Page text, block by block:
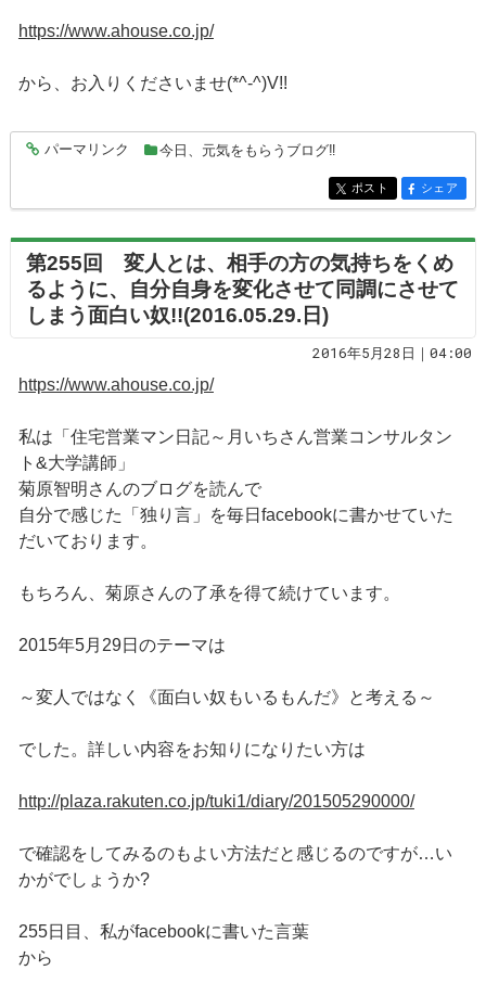
https://www.ahouse.co.jp/
から、お入りくださいませ(*^-^)V!!
entry5049
パーマリンク 今日、元気をもらうブログ‼
entry5049
ポスト entry5049
シェア
第255回 変人とは、相手の方の気持ちをくめ
るように、自分自身を変化させて同調にさせて
しまう面白い奴!!(2016.05.29.日)
2016年5月28日｜04:00
https://www.ahouse.co.jp/
私は「住宅営業マン日記～月いちさん営業コンサルタン
ト&大学講師」
菊原智明さんのブログを読んで
自分で感じた「独り言」を毎日facebookに書かせていた
だいております。
もちろん、菊原さんの了承を得て続けています。
2015年5月29日のテーマは
～変人ではなく《面白い奴もいるもんだ》と考える～
でした。詳しい内容をお知りになりたい方は
http://plaza.rakuten.co.jp/tuki1/diary/201505290000/
で確認をしてみるのもよい方法だと感じるのですが…い
かがでしょうか?
255日目、私がfacebookに書いた言葉
から